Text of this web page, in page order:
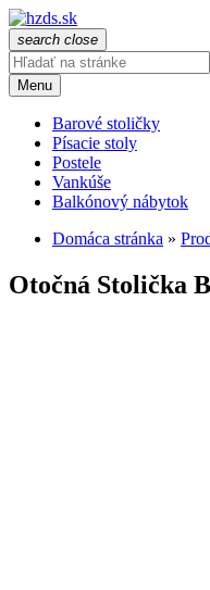
search close
Menu
Barové stoličky
Písacie stoly
Postele
Vankúše
Balkónový nábytok
Domáca stránka »
Otočná Stolička